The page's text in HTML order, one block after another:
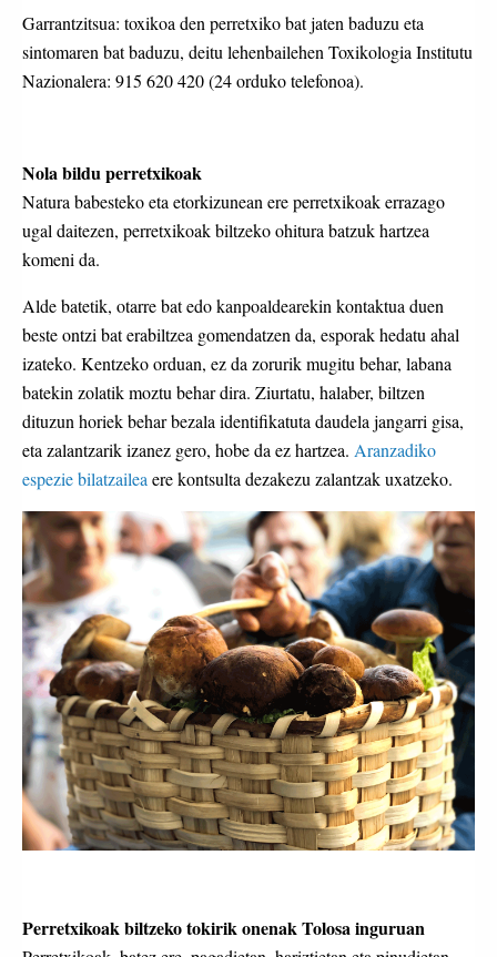
Garrantzitsua: toxikoa den perretxiko bat jaten baduzu eta
sintomaren bat baduzu, deitu lehenbailehen Toxikologia Institutu
Nazionalera: 915 620 420 (24 orduko telefonoa).
Nola bildu perretxikoak
Natura babesteko eta etorkizunean ere perretxikoak errazago
ugal daitezen, perretxikoak biltzeko ohitura batzuk hartzea
komeni da.
Alde batetik, otarre bat edo kanpoaldearekin kontaktua duen
beste ontzi bat erabiltzea gomendatzen da, esporak hedatu ahal
izateko. Kentzeko orduan, ez da zorurik mugitu behar, labana
batekin zolatik moztu behar dira. Ziurtatu, halaber, biltzen
dituzun horiek behar bezala identifikatuta daudela jangarri gisa,
eta zalantzarik izanez gero, hobe da ez hartzea. Aranzadiko
espezie bilatzailea ere kontsulta dezakezu zalantzak uxatzeko.
Perretxikoak biltzeko tokirik onenak Tolosa inguruan